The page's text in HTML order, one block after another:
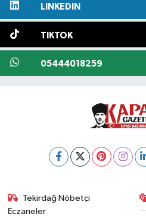
LINKEDIN
TIKTOK
05444018259
Tekirdağ Nöbetçi
Eczaneler